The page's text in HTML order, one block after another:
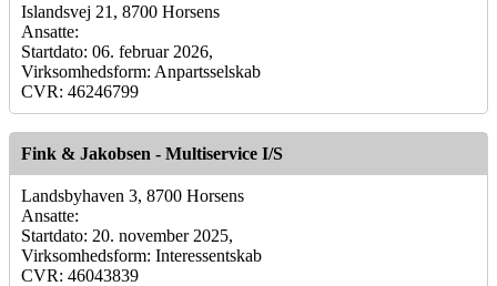
Islandsvej 21, 8700 Horsens
Ansatte:
Startdato: 06. februar 2026,
Virksomhedsform: Anpartsselskab
CVR: 46246799
Fink & Jakobsen - Multiservice I/S
Landsbyhaven 3, 8700 Horsens
Ansatte:
Startdato: 20. november 2025,
Virksomhedsform: Interessentskab
CVR: 46043839